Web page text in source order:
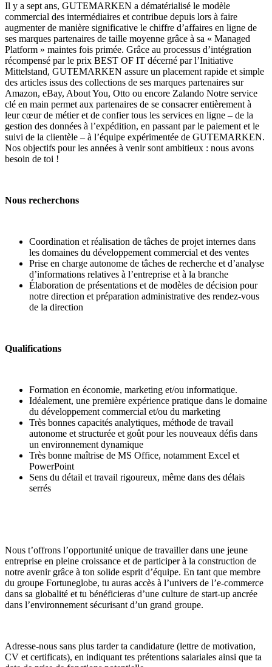
Il y a sept ans, GUTEMARKEN a dématérialisé le modèle
commercial des intermédiaires et contribue depuis lors à faire
augmenter de manière significative le chiffre d’affaires en ligne de
ses marques partenaires de taille moyenne grâce à sa « Managed
Platform » maintes fois primée. Grâce au processus d’intégration
récompensé par le prix BEST OF IT décerné par l’Initiative
Mittelstand, GUTEMARKEN assure un placement rapide et simple
des articles issus des collections de ses marques partenaires sur
Amazon, eBay, About You, Otto ou encore Zalando Notre service
clé en main permet aux partenaires de se consacrer entièrement à
leur cœur de métier et de confier tous les services en ligne – de la
gestion des données à l’expédition, en passant par le paiement et le
suivi de la clientèle – à l’équipe expérimentée de GUTEMARKEN.
Nos objectifs pour les années à venir sont ambitieux : nous avons
besoin de toi !
Nous recherchons
Coordination et réalisation de tâches de projet internes dans
les domaines du développement commercial et des ventes
Prise en charge autonome de tâches de recherche et d’analyse
d’informations relatives à l’entreprise et à la branche
Élaboration de présentations et de modèles de décision pour
notre direction et préparation administrative des rendez-vous
de la direction
Qualifications
Formation en économie, marketing et/ou informatique.
Idéalement, une première expérience pratique dans le domaine
du développement commercial et/ou du marketing
Très bonnes capacités analytiques, méthode de travail
autonome et structurée et goût pour les nouveaux défis dans
un environnement dynamique
Très bonne maîtrise de MS Office, notamment Excel et
PowerPoint
Sens du détail et travail rigoureux, même dans des délais
serrés
Nous t’offrons l’opportunité unique de travailler dans une jeune
entreprise en pleine croissance et de participer à la construction de
notre avenir grâce à ton solide esprit d’équipe. En tant que membre
du groupe Fortuneglobe, tu auras accès à l’univers de l’e-commerce
dans sa globalité et tu bénéficieras d’une culture de start-up ancrée
dans l’environnement sécurisant d’un grand groupe.
Adresse-nous sans plus tarder ta candidature (lettre de motivation,
CV et certificats), en indiquant tes prétentions salariales ainsi que ta